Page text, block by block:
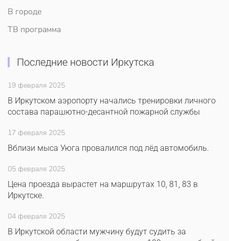
В городе
ТВ программа
Последние новости Иркутска
19 февраля 2025
В Иркутском аэропорту начались тренировки личного
состава парашютно-десантной пожарной службы
17 февраля 2025
Вблизи мыса Уюга провалился под лёд автомобиль.
05 февраля 2025
Цена проезда вырастет на маршрутах 10, 81, 83 в
Иркутске.
04 февраля 2025
В Иркутской области мужчину будут судить за